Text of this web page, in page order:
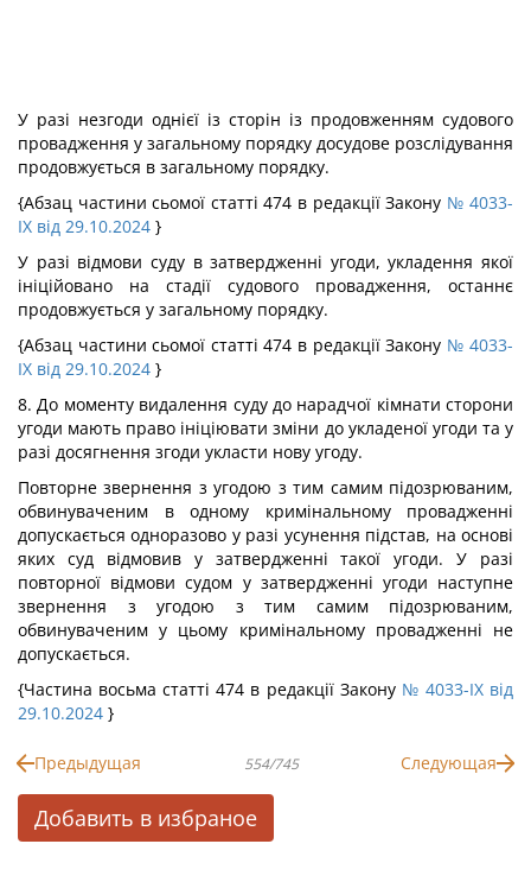
У разі незгоди однієї із сторін із продовженням судового
провадження у загальному порядку досудове розслідування
продовжується в загальному порядку.
{Абзац частини сьомої статті 474 в редакції Закону № 4033-
IX від 29.10.2024 }
У разі відмови суду в затвердженні угоди, укладення якої
ініційовано на стадії судового провадження, останнє
продовжується у загальному порядку.
{Абзац частини сьомої статті 474 в редакції Закону № 4033-
IX від 29.10.2024 }
8. До моменту видалення суду до нарадчої кімнати сторони
угоди мають право ініціювати зміни до укладеної угоди та у
разі досягнення згоди укласти нову угоду.
Повторне звернення з угодою з тим самим підозрюваним,
обвинуваченим в одному кримінальному провадженні
допускається одноразово у разі усунення підстав, на основі
яких суд відмовив у затвердженні такої угоди. У разі
повторної відмови судом у затвердженні угоди наступне
звернення з угодою з тим самим підозрюваним,
обвинуваченим у цьому кримінальному провадженні не
допускається.
{Частина восьма статті 474 в редакції Закону № 4033-IX від
29.10.2024 }
Предыдущая 554/745 Следующая
Добавить в избраное